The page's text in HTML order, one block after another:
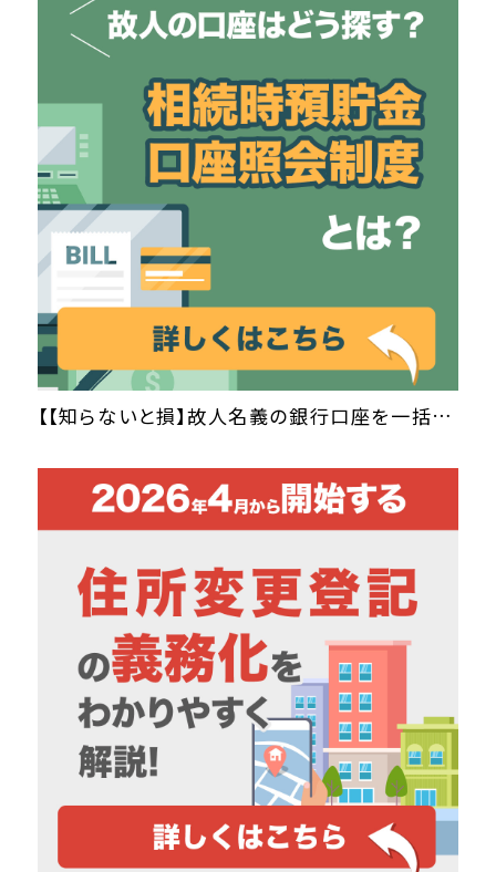
【【知らないと損】故人名義の銀行口座を一括検索！ 「相続時預貯金口座照会制度」とは】